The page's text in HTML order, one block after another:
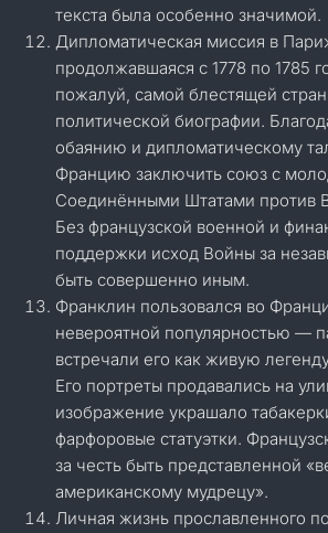
текста была особенно значимой.
Дипломатическая миссия в
продолжавшаяся с 1778 по 1785
пожалуй, самой блестящей
политической биографии.
обаянию и дипломатическому
Францию заключить союз с
Соединёнными Штатами против
Без французской военной и
поддержки исход Войны за
быть совершенно иным.
Франклин пользовался во
невероятной популярностью —
встречали его как живую
Его портреты продавались на
изображение украшало
фарфоровые статуэтки.
за честь быть представленной
американскому мудрецу».
Личная жизнь прославленного